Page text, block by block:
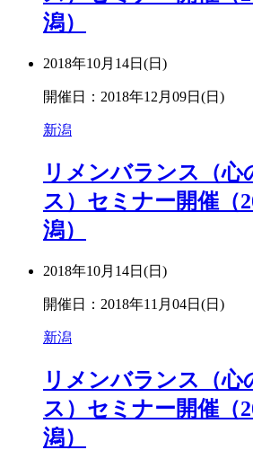
潟）
2018年10月14日(日)
開催日：2018年12月09日(日)
新潟
リメンバランス（心
ス）セミナー開催（
潟）
2018年10月14日(日)
開催日：2018年11月04日(日)
新潟
リメンバランス（心
ス）セミナー開催（
潟）